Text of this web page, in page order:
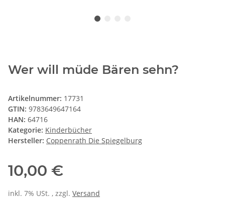
Wer will müde Bären sehn?
Artikelnummer: 17731
GTIN: 9783649647164
HAN: 64716
Kategorie: Kinderbücher
Hersteller: Coppenrath Die Spiegelburg
10,00 €
inkl. 7% USt. , zzgl. Versand